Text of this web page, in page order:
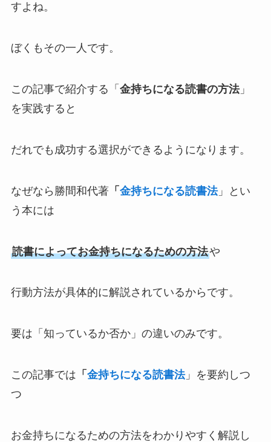
すよね。
ぼくもその一人です。
この記事で紹介する「 金持ちになる読書の方法」
を実践すると
だれでも成功する選択ができるようになります。
なぜなら勝間和代著「 金持ちになる読書法」とい
う本には
読書によってお金持ちになるための方法や
行動方法が具体的に解説されているからです。
要は「知っているか否か」の違いのみです。
この記事では 「 金持ちになる読書法」を要約しつ
つ
お金持ちになるための方法をわかりやすく解説し